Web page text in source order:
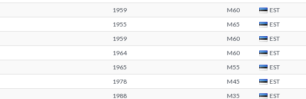
1959 M60 EST
1955 M65 EST
1959 M60 EST
1964 M60 EST
1965 M55 EST
1978 M45 EST
1988 M35 EST